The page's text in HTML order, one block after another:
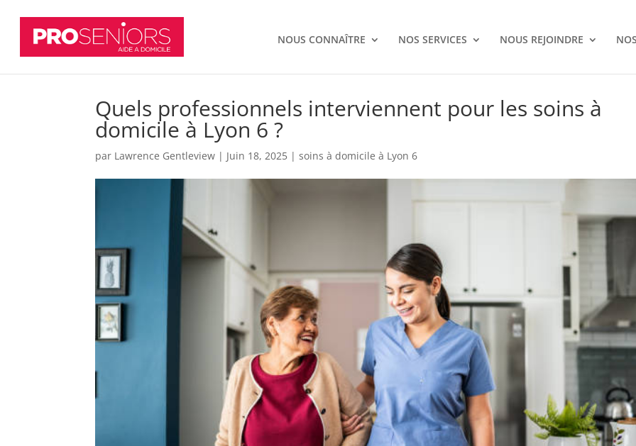
NOUS CONNAÎTRE NOS SERVICES NOUS REJOINDRE
Quels professionnels interviennent pour les soins à
domicile à Lyon 6 ?
par Lawrence Gentleview | Juin 18, 2025 |soins à domicile à Lyon 6